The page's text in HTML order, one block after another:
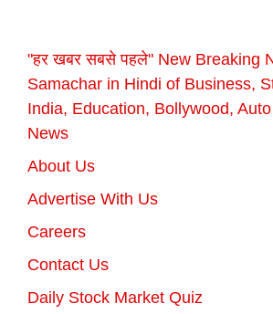
"हर खबर सबसे पहले" New Breaking
Samachar in Hindi of Business,
India, Education, Bollywood,
News
About Us
Advertise With Us
Careers
Contact Us
Daily Stock Market Quiz